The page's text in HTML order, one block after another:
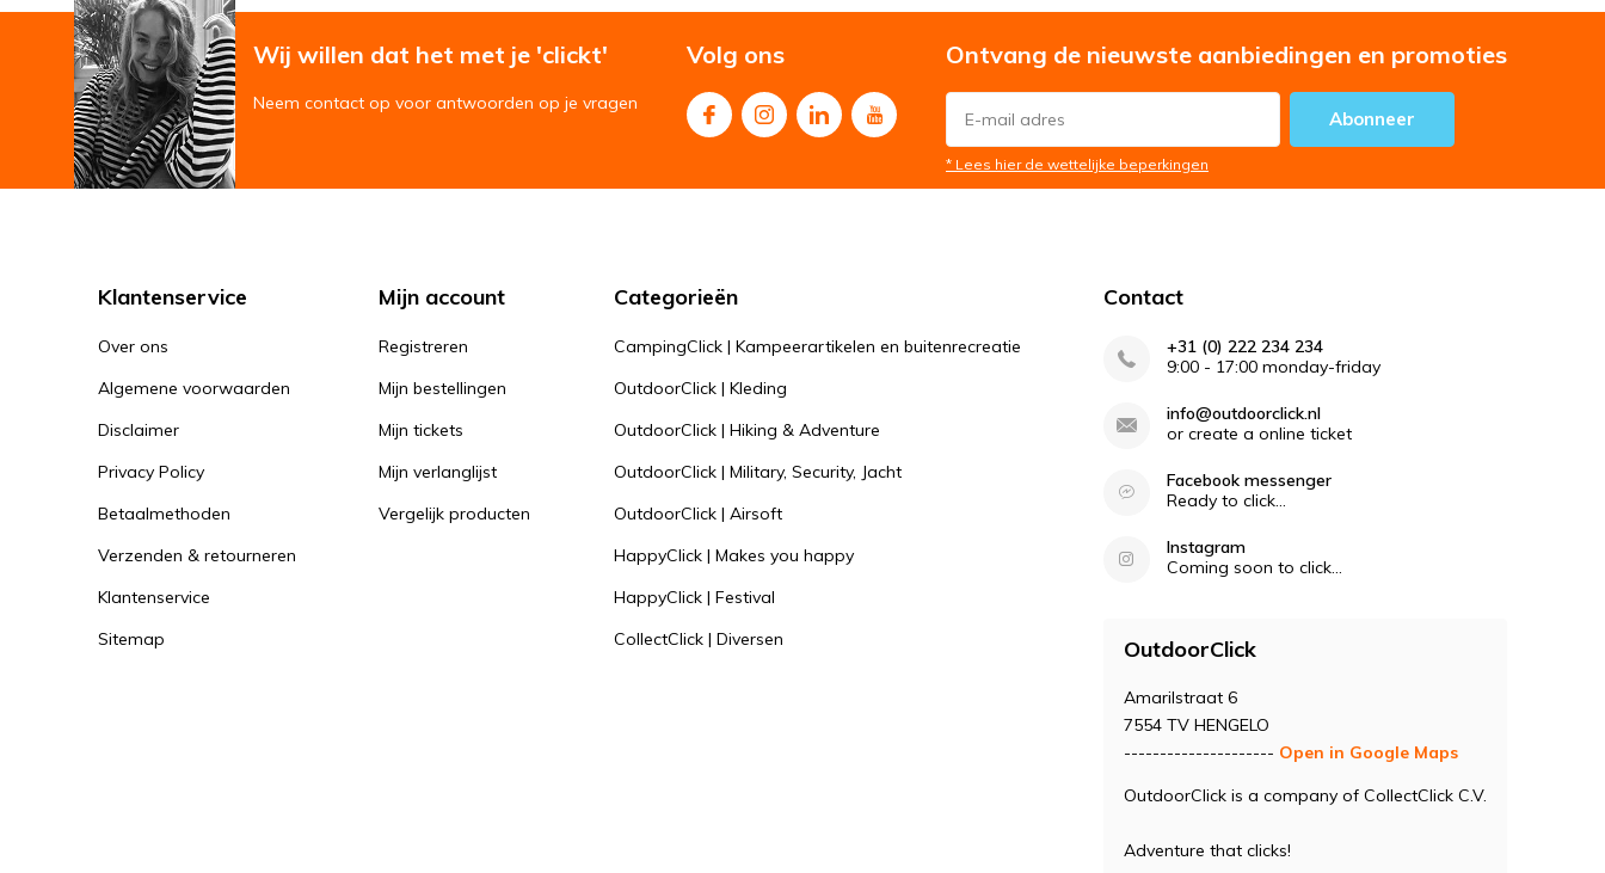
Wij willen dat het met je 'clickt'
Neem contact op voor antwoorden op je vragen
Volg ons Ontvang de nieuwste aanbiedingen en promoties
Abonneer
* Lees hier de wettelijke beperkingen
Klantenservice
Over ons
Algemene voorwaarden
Disclaimer
Privacy Policy
Betaalmethoden
Verzenden & retourneren
Klantenservice
Sitemap
Mijn account
Registreren
Mijn bestellingen
Mijn tickets
Mijn verlanglijst
Vergelijk producten
Categorieën
CampingClick | Kampeerartikelen en buitenrecreatie
OutdoorClick | Kleding
OutdoorClick | Hiking & Adventure
OutdoorClick | Military, Security, Jacht
OutdoorClick | Airsoft
HappyClick | Makes you happy
HappyClick | Festival
CollectClick | Diversen
Contact
+31 (0) 222 234 234
9:00 - 17:00 monday-friday
info@outdoorclick.nl
or create a online ticket
Facebook messenger
Ready to click...
Instagram
Coming soon to click...
OutdoorClick
Amarilstraat 6
7554 TV HENGELO
--------------------- Open in Google Maps
OutdoorClick is a company of CollectClick C.V.
Adventure that clicks!